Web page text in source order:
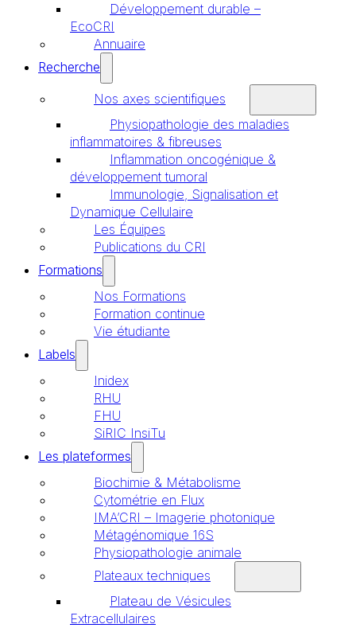
Développement durable –
EcoCRI
Annuaire
Recherche
Nos axes scientifiques
Physiopathologie des maladies
inflammatoires & fibreuses
Inflammation oncogénique &
développement tumoral
Immunologie, Signalisation et
Dynamique Cellulaire
Les Équipes
Publications du CRI
Formations
Nos Formations
Formation continue
Vie étudiante
Labels
Inidex
RHU
FHU
SiRIC InsiTu
Les plateformes
Biochimie & Métabolisme
Cytométrie en Flux
IMA’CRI – Imagerie photonique
Métagénomique 16S
Physiopathologie animale
Plateaux techniques
Plateau de Vésicules
Extracellulaires